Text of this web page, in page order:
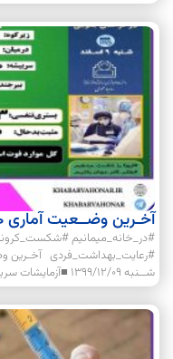
آخـرین وضــعیت آماری
#در_خانه_میمانیم
#رعایت_بهداشت_فردی آخـرین
شــنبه ۱۳۹۹/۱۲/۰۹ ■آزمایشات سریع(RT):